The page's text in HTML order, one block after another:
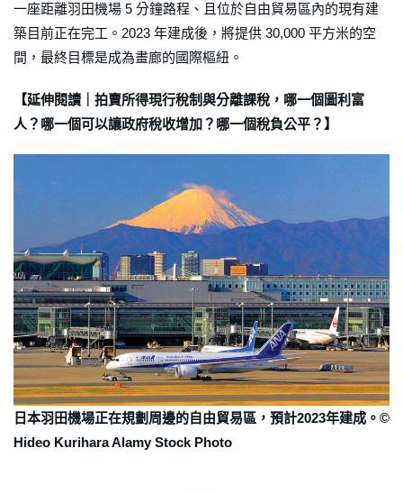
一座距離羽田機場 5 分鐘路程、且位於自由貿易區內的現有建
築目前正在完工。2023 年建成後，將提供 30,000 平方米的空
間，最終目標是成為畫廊的國際樞紐。
【延伸閱讀｜拍賣所得現行稅制與分離課稅，哪一個圖利富
人？哪一個可以讓政府稅收增加？哪一個稅負公平？】
日本羽田機場正在規劃周邊的自由貿易區，預計2023年建成。©
Hideo Kurihara Alamy Stock Photo